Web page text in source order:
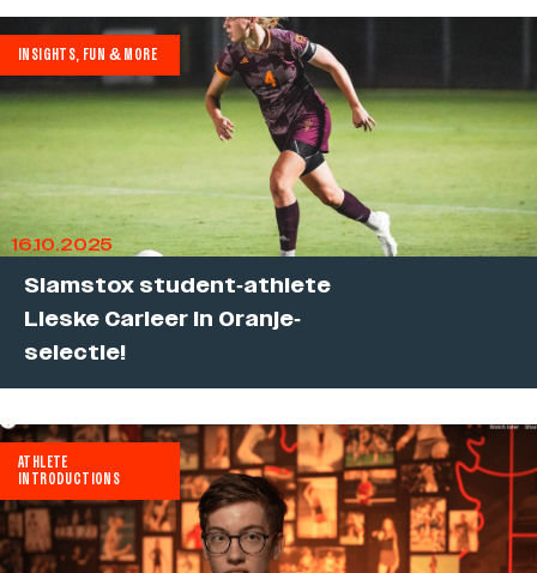
INSIGHTS, FUN & MORE
16.10.2025
Slamstox student-athlete
Lieske Carleer in Oranje-
selectie!
ATHLETE
INTRODUCTIONS